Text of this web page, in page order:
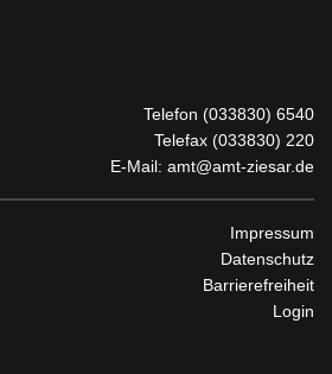
Telefon (033830) 6540
Telefax (033830) 220
E-Mail: amt@amt-ziesar.de
Impressum
Datenschutz
Barrierefreiheit
Login